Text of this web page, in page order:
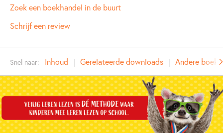
- Lezen van zinnen
ISBN: 9789048737420
NUR:
Prijs: 10
99
Uitgever: Uitgeverij Zwijsen
Verschijningsdatum: 02-04-2020
Kenmerken van spel
Zoek een boekhandel in de buurt
Schrijf een review
Snel naar: Inhoud Gerelateerde downloads Andere